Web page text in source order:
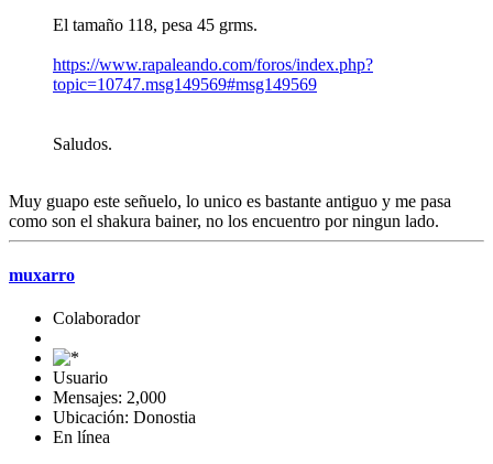
El tamaño 118, pesa 45 grms.
https://www.rapaleando.com/foros/index.php?
topic=10747.msg149569#msg149569
Saludos.
Muy guapo este señuelo, lo unico es bastante antiguo y me pasa
como son el shakura bainer, no los encuentro por ningun lado.
muxarro
Colaborador
Usuario
Mensajes: 2,000
Ubicación: Donostia
En línea